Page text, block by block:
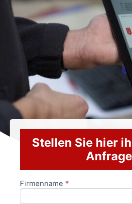
Stellen Sie hier
Anfrage
Anfrageformular
Firmenname *